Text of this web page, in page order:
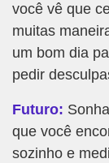
você vê que
muitas
um bom dia
pedir
Futuro:
que você
sozinho e